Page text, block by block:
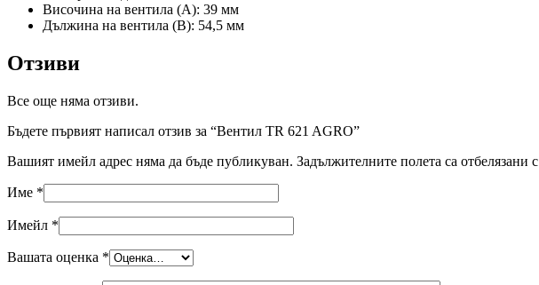
Височина на вентила (А): 39 мм
Дължина на вентила (В): 54,5 мм
Отзиви
Все още няма отзиви.
Бъдете първият написал отзив за “Вентил TR 621 AGRO”
Вашият имейл адрес няма да бъде публикуван. Задължителните полета са отбелязани с
Име *
Имейл *
Вашата оценка *